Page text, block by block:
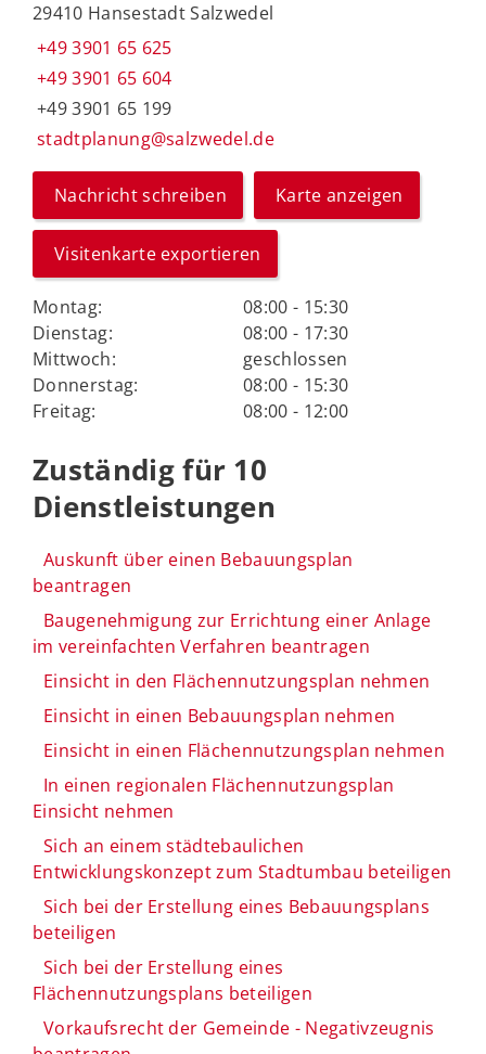
29410 Hansestadt Salzwedel
+49 3901 65 625
+49 3901 65 604
+49 3901 65 199
stadtplanung@salzwedel.de
Nachricht schreiben Karte anzeigen
Visitenkarte exportieren
Montag:
08:00 - 15:30
Dienstag:
08:00 - 17:30
Mittwoch:
geschlossen
Donnerstag:
08:00 - 15:30
Freitag:
08:00 - 12:00
Zuständig für 10
Dienstleistungen
Auskunft über einen Bebauungsplan
beantragen
Baugenehmigung zur Errichtung einer Anlage
im vereinfachten Verfahren beantragen
Einsicht in den Flächennutzungsplan nehmen
Einsicht in einen Bebauungsplan nehmen
Einsicht in einen Flächennutzungsplan nehmen
In einen regionalen Flächennutzungsplan
Einsicht nehmen
Sich an einem städtebaulichen
Entwicklungskonzept zum Stadtumbau beteiligen
Sich bei der Erstellung eines Bebauungsplans
beteiligen
Sich bei der Erstellung eines
Flächennutzungsplans beteiligen
Vorkaufsrecht der Gemeinde - Negativzeugnis